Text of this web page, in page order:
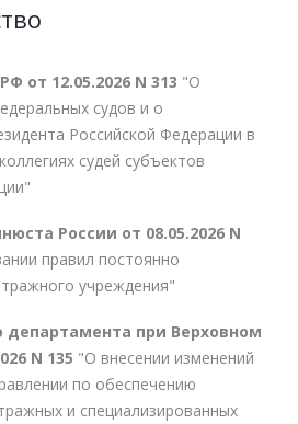
от 12.05.2026 N 313 "О
судов и о
Российской Федерации в
судей субъектов
России от 08.05.2026 N
правил постоянно
учреждения"
департамента при Верховном
N 135 "О внесении изменений
по обеспечению
и специализированных